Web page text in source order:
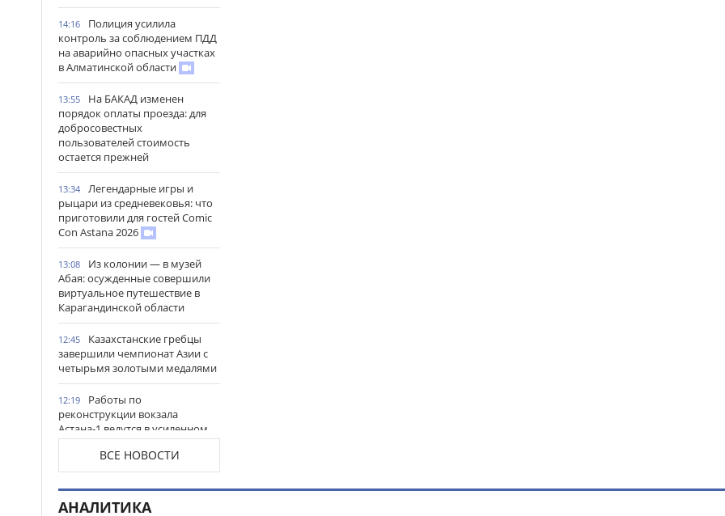
14:16
Полиция усилила
контроль за соблюдением ПДД
на аварийно опасных участках
в Алматинской области
13:55
На БАКАД изменен
порядок оплаты проезда: для
добросовестных
пользователей стоимость
остается прежней
13:34
Легендарные игры и
рыцари из средневековья: что
приготовили для гостей Comic
Con Astana 2026
13:08
Из колонии — в музей
Абая: осужденные совершили
виртуальное путешествие в
Карагандинской области
12:45
Казахстанские гребцы
завершили чемпионат Азии с
четырьмя золотыми медалями
12:19
Работы по
реконструкции вокзала
Астана-1 ведутся в усиленном
режиме
11:49
В высших учебных
заведениях Министерства
обороны идет отбор
ВСЕ НОВОСТИ
АНАЛИТИКА